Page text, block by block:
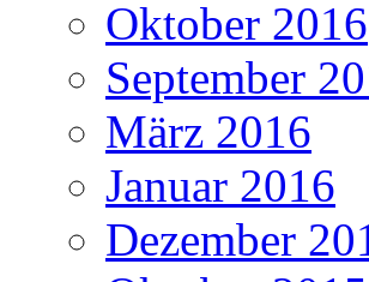
Oktober 2016
September
März 2016
Januar 2016
Dezember